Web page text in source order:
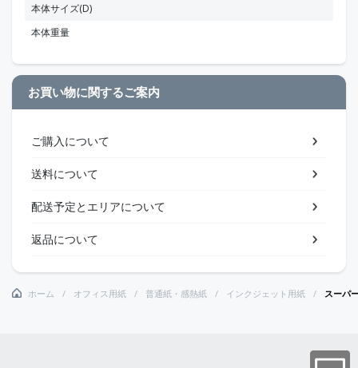
本体サイズ(D)
本体重量
お買い物に関するご案内
ご購入について
送料について
配送予定とエリアについて
返品について
ホーム オフィス用紙 普通紙・感熱紙 インクジェット用紙 スーパ